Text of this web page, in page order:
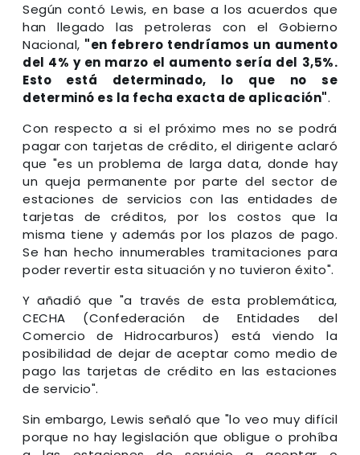
Según contó Lewis, en base a los acuerdos que
han llegado las petroleras con el Gobierno
Nacional, "en febrero tendríamos un aumento
del 4% y en marzo el aumento sería del 3,5%.
Esto está determinado, lo que no se
determinó es la fecha exacta de aplicación".
Con respecto a si el próximo mes no se podrá
pagar con tarjetas de crédito, el dirigente aclaró
que "es un problema de larga data, donde hay
un queja permanente por parte del sector de
estaciones de servicios con las entidades de
tarjetas de créditos, por los costos que la
misma tiene y además por los plazos de pago.
Se han hecho innumerables tramitaciones para
poder revertir esta situación y no tuvieron éxito".
Y añadió que "a través de esta problemática,
CECHA (Confederación de Entidades del
Comercio de Hidrocarburos) está viendo la
posibilidad de dejar de aceptar como medio de
pago las tarjetas de crédito en las estaciones
de servicio".
Sin embargo, Lewis señaló que "lo veo muy difícil
porque no hay legislación que obligue o prohíba